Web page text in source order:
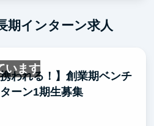
期インターン求人
います
われる！】創業期ベンチ
ーン1期生募集